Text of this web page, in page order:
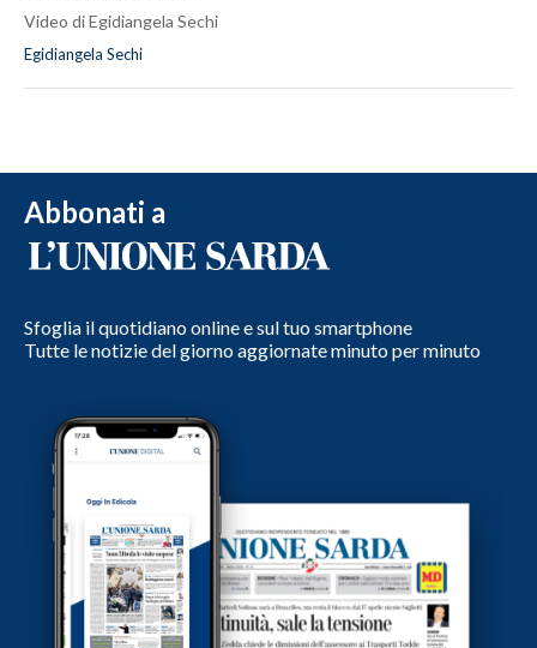
Video di Egidiangela Sechi
Egidiangela Sechi
Abbonati a
Sfoglia il quotidiano online e sul tuo smartphone
Tutte le notizie del giorno aggiornate minuto per minuto